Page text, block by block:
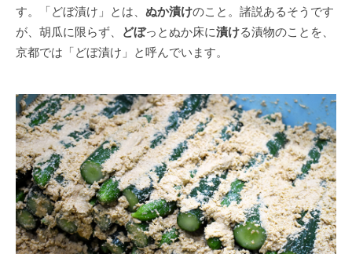
す。「どぼ漬け」とは、ぬか漬けのこと。諸説あるそうです
が、胡瓜に限らず、
どぼっとぬか床に漬ける漬物のことを、
京都では「どぼ漬け」と呼んでいます。